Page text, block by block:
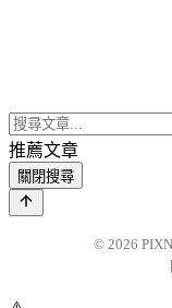
推薦文章
關閉搜尋
© 2026